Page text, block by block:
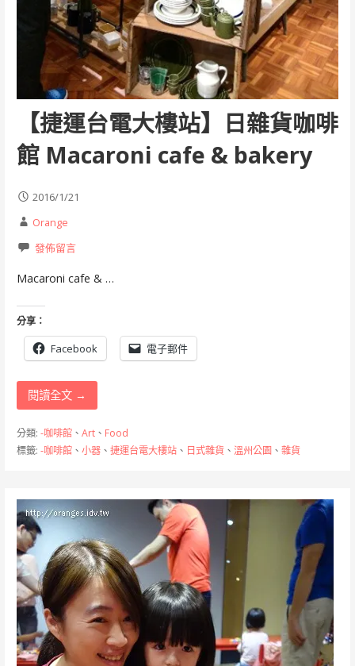
【捷運台電大樓站】日雜貨咖啡
館 Macaroni cafe & bakery
2016/1/21
Orange
發佈留言
Macaroni cafe & …
分享：
Facebook 電子郵件
閱讀全文 →
分類: -咖啡館、 Art、 Food
標籤: -咖啡館、 小器、 捷運台電大樓站、 日式雜貨、 溫州公園、 雜貨